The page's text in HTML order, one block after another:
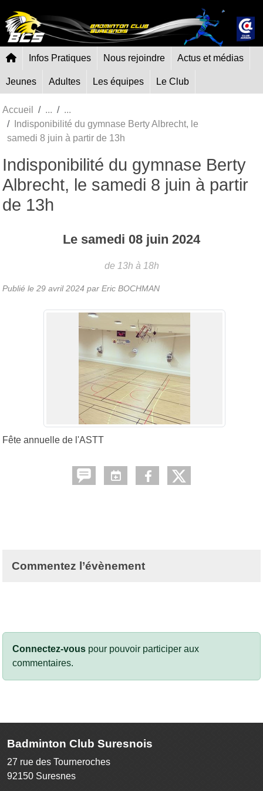
Infos Pratiques Nous rejoindre Actus et médias
Jeunes Adultes Les équipes Le Club
Accueil
Indisponibilité du gymnase Berty Albrecht, le
samedi 8 juin à partir de 13h
Indisponibilité du gymnase Berty
Albrecht, le samedi 8 juin à partir
de 13h
Le samedi 08 juin 2024
de 13h à 18h
Publié le 29 avril 2024 par Eric BOCHMAN
Fête annuelle de l'ASTT
Commentez l’évènement
Connectez-vous pour pouvoir participer aux
commentaires.
Badminton Club Suresnois
27 rue des Tourneroches
92150 Suresnes